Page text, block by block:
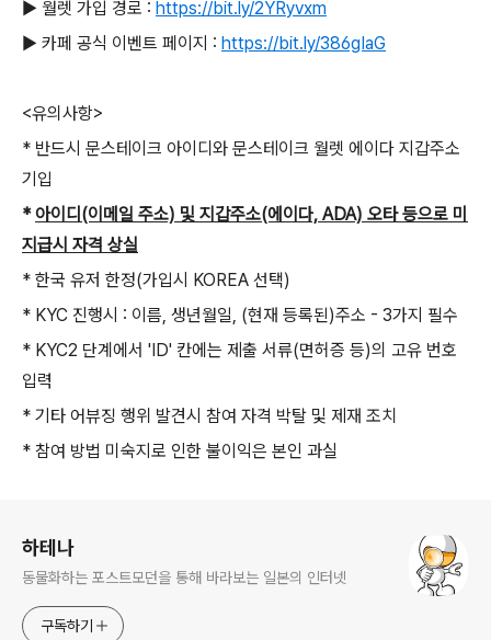
▶ 월렛 가입 경로 : https://bit.ly/2YRyvxm
▶ 카페 공식 이벤트 페이지 : https://bit.ly/386gIaG
<유의사항>
* 반드시 문스테이크 아이디와 문스테이크 월렛 에이다 지갑주소
기입
*아이디(이메일 주소) 및 지갑주소(에이다, ADA) 오타 등으로 미
지급시 자격 상실
* 한국 유저 한정(가입시 KOREA 선택)
* KYC 진행시 : 이름, 생년월일, (현재 등록된)주소 - 3가지 필수
* KYC2 단계에서 'ID' 칸에는 제출 서류(면허증 등)의 고유 번호
입력
* 기타 어뷰징 행위 발견시 참여 자격 박탈 및 제재 조치
* 참여 방법 미숙지로 인한 불이익은 본인 과실
하테나
동물화하는 포스트모던을 통해 바라보는 일본의 인터넷
구독하기